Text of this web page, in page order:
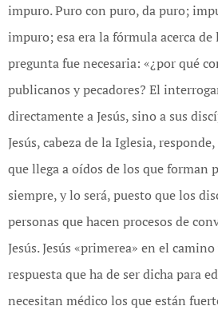
impuro. Puro con puro, da puro;
impuro; esa era la fórmula acerca
pregunta fue necesaria: «¿por qué
publicanos y pecadores? El
directamente a Jesús, sino a sus
Jesús, cabeza de la Iglesia,
que llega a oídos de los que forman
siempre, y lo será, puesto que los
personas que hacen procesos de
Jesús. Jesús «primerea» en el
respuesta que ha de ser dicha para
necesitan médico los que están